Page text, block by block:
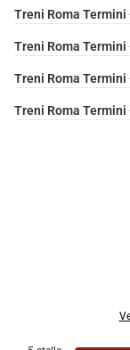
Treni Roma Termini
Treni Roma Termini
Treni Roma Termini
Treni Roma Termini